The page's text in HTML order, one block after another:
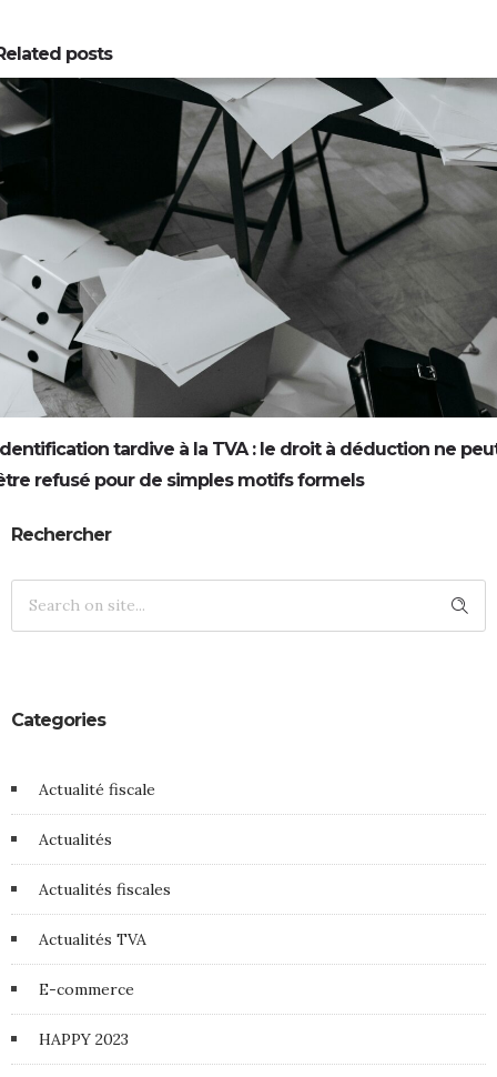
posts
0 0
tardive à la TVA : le droit à déduction ne
refusé pour de simples motifs formels
Rechercher
Categories
Actualité fiscale
Actualités
Actualités fiscales
Actualités TVA
E-commerce
HAPPY 2023